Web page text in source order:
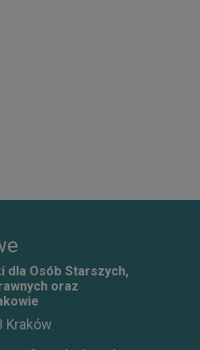
dla Osób Starszych,
oraz
Kraków